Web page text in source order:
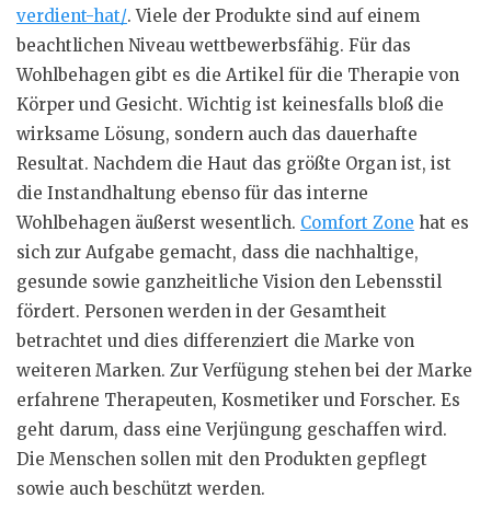
verdient-hat/. Viele der Produkte sind auf einem
beachtlichen Niveau wettbewerbsfähig. Für das
Wohlbehagen gibt es die Artikel für die Therapie von
Körper und Gesicht. Wichtig ist keinesfalls bloß die
wirksame Lösung, sondern auch das dauerhafte
Resultat. Nachdem die Haut das größte Organ ist, ist
die Instandhaltung ebenso für das interne
Wohlbehagen äußerst wesentlich. Comfort Zone hat es
sich zur Aufgabe gemacht, dass die nachhaltige,
gesunde sowie ganzheitliche Vision den Lebensstil
fördert. Personen werden in der Gesamtheit
betrachtet und dies differenziert die Marke von
weiteren Marken. Zur Verfügung stehen bei der Marke
erfahrene Therapeuten, Kosmetiker und Forscher. Es
geht darum, dass eine Verjüngung geschaffen wird.
Die Menschen sollen mit den Produkten gepflegt
sowie auch beschützt werden.